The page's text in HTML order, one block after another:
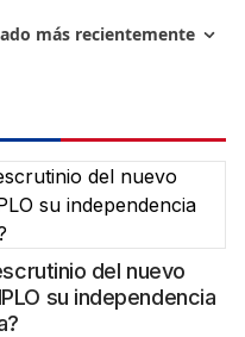
del nuevo
su independencia